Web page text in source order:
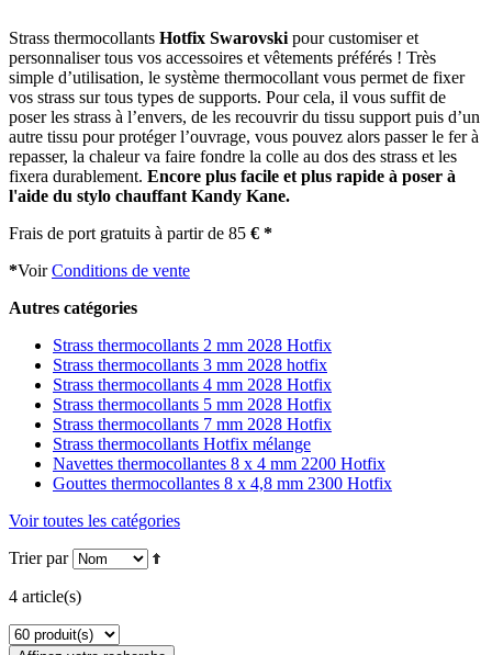
Strass thermocollants Hotfix Swarovski pour customiser et
personnaliser tous vos accessoires et vêtements préférés ! Très
simple d’utilisation, le système thermocollant vous permet de fixer
vos strass sur tous types de supports. Pour cela, il vous suffit de
poser les strass à l’envers, de les recouvrir du tissu support puis d’un
autre tissu pour protéger l’ouvrage, vous pouvez alors passer le fer à
repasser, la chaleur va faire fondre la colle au dos des strass et les
fixera durablement. Encore plus facile et plus rapide à poser à
l'aide du stylo chauffant Kandy Kane.
Frais de port gratuits à partir de 85 € *
*VoirConditions de vente
Autres catégories
Strass thermocollants 2 mm 2028 Hotfix
Strass thermocollants 3 mm 2028 hotfix
Strass thermocollants 4 mm 2028 Hotfix
Strass thermocollants 5 mm 2028 Hotfix
Strass thermocollants 7 mm 2028 Hotfix
Strass thermocollants Hotfix mélange
Navettes thermocollantes 8 x 4 mm 2200 Hotfix
Gouttes thermocollantes 8 x 4,8 mm 2300 Hotfix
Voir toutes les catégories
Trier par
4 article(s)